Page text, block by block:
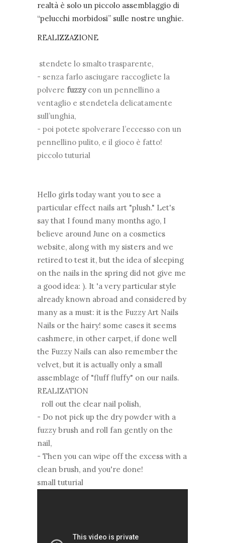
realtà è solo un piccolo assemblaggio di
“pelucchi morbidosi” sulle nostre unghie.
REALIZZAZIONE
stendete lo smalto trasparente,
- senza farlo asciugare raccogliete la
polvere fuzzycon un pennellino a
ventaglio e stendetela delicatamente
sull’unghia,
- poi potete spolverare l’eccesso con un
pennellino pulito, e il gioco è fatto!
piccolo tuturial
Hello girls today want you to see a
particular effect nails art "plush." Let's
say that I found many months ago, I
believe around June on a cosmetics
website, along with my sisters and we
retired to test it, but the idea of ​​sleeping
on the nails in the spring did not give me
a good idea: ). It 'a very particular style
already known abroad and considered by
many as a must: it is the Fuzzy Art Nails
Nails or the hairy! some cases it seems
cashmere, in other carpet, if done well
the Fuzzy Nails can also remember the
velvet, but it is actually only a small
assemblage of "fluff fluffy" on our nails.
REALIZATION
roll out the clear nail polish,
- Do not pick up the dry powder with a
fuzzy brush and roll fan gently on the
nail,
- Then you can wipe off the excess with a
clean brush, and you're done!
small tuturial